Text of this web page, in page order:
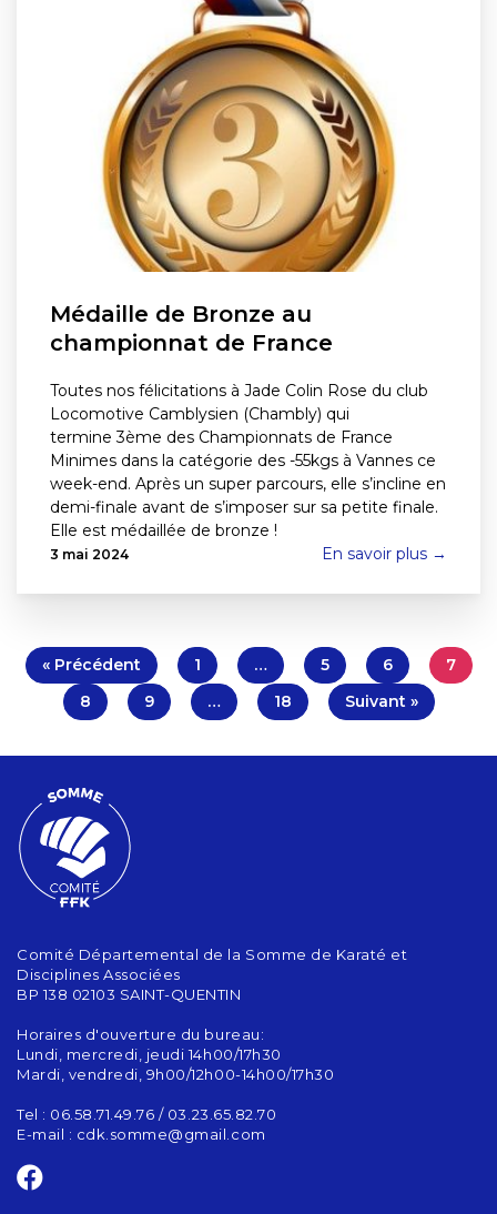
Médaille de Bronze au
championnat de France
Toutes nos félicitations à Jade Colin Rose du club
Locomotive Camblysien (Chambly) qui
termine 3ème des Championnats de France
Minimes dans la catégorie des -55kgs à Vannes ce
week-end. Après un super parcours, elle s’incline en
demi-finale avant de s’imposer sur sa petite finale.
Elle est médaillée de bronze !
3 mai 2024 En savoir plus →
« Précédent 1 … 5 6
7
8
9 … 18 Suivant »
Comité Départemental de la Somme de Karaté et
Disciplines Associées
BP 138 02103 SAINT-QUENTIN
Horaires d'ouverture du bureau:
Lundi, mercredi, jeudi 14h00/17h30
Mardi, vendredi, 9h00/12h00-14h00/17h30
Tel : 06.58.71.49.76 / 03.23.65.82.70
E-mail : cdk.somme@gmail.com